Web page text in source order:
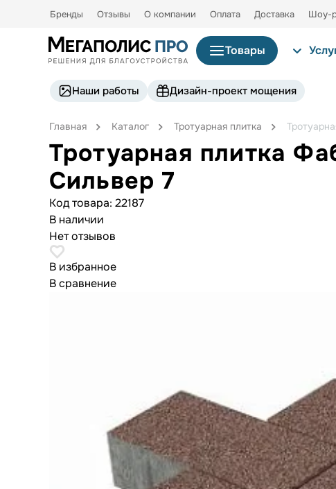
Бренды Отзывы О компании Оплата Доставка Шоу-
Товары
Наши работы Дизайн-проект мощения
Главная Каталог Тротуарная плитка
Тротуарная плитка
Сильвер 7
Код товара: 22187
В наличии
Нет отзывов
В избранное
В сравнение